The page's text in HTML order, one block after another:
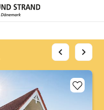
chevron_left chevron_right